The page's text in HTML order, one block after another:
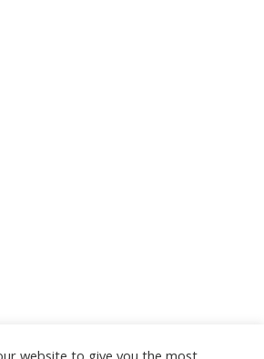
website to give you the most